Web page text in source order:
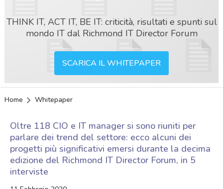
THINK IT, ACT IT, BE IT: criticità, risultati e spunti sul
mondo IT dal Richmond IT Director Forum
SCARICA IL WHITEPAPER
Home Whitepaper
Oltre 118 CIO e IT manager si sono riuniti per
parlare dei trend del settore: ecco alcuni dei
progetti più significativi emersi durante la decima
edizione del Richmond IT Director Forum, in 5
interviste